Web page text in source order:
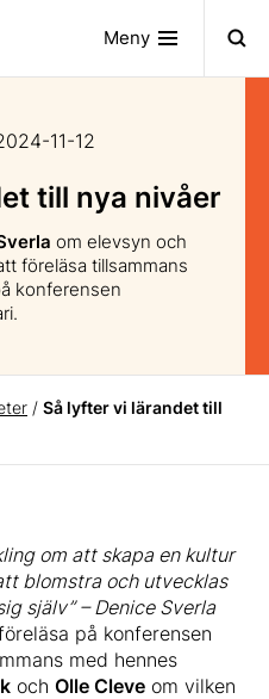
Meny
11-12
till nya nivåer
om elevsyn och
föreläsa tillsammans
konferensen
/ Så lyfter vi lärandet till
om att skapa en kultur
blomstra och utvecklas
själv” – Denice Sverla
på konferensen
med hennes
och Olle Cleve om vilken